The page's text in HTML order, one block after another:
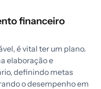
financeiro
é vital ter um plano.
elaboração e
definindo metas
o desempenho em